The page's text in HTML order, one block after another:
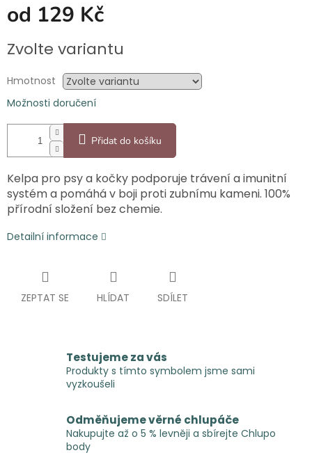
od 129 Kč
cena:
Zvolte variantu
Hmotnost
Možnosti doručení
Přidat do košíku
Kelpa pro psy a kočky podporuje trávení a imunitní
systém a pomáhá v boji proti zubnímu kameni. 100%
přírodní složení bez chemie.
Detailní informace
ZEPTAT SE HLÍDAT SDÍLET
Testujeme za vás
Produkty s tímto symbolem jsme sami
vyzkoušeli
Odměňujeme věrné chlupáče
Nakupujte až o 5 % levněji a sbírejte Chlupo
body